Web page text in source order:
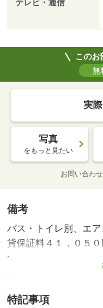
テレビ・通信
このお
無
実
写真
をもっと見たい
お問い合わ
備考
バス・トイレ別、エ
貸保証料４１，０５
円／月・インターネ
大阪線五位堂駅徒歩
別の１Ｋアパートで
特記事項